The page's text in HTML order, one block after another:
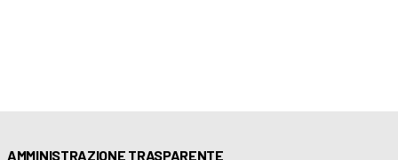
AMMINISTRAZIONE TRASPARENTE